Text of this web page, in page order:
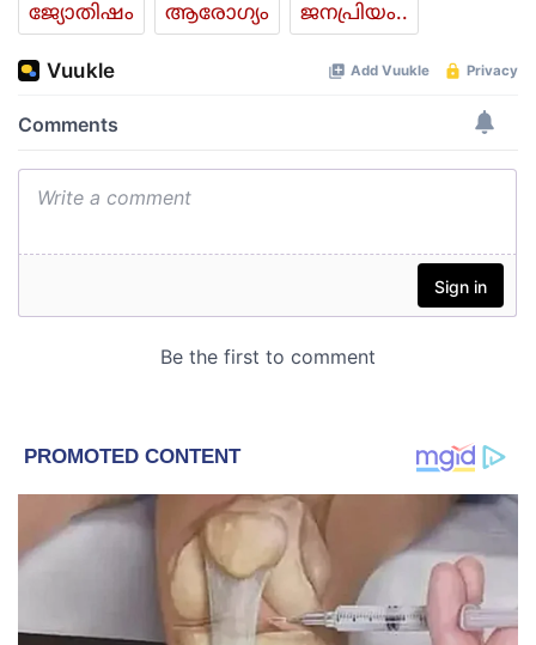
ജ്യോതിഷം
ആരോഗ്യം ജനപ്രിയം..